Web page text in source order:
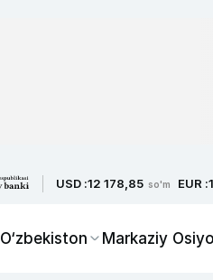
USD :12 178,85 so'm EUR :
O‘zbekiston Markaziy Osiyo